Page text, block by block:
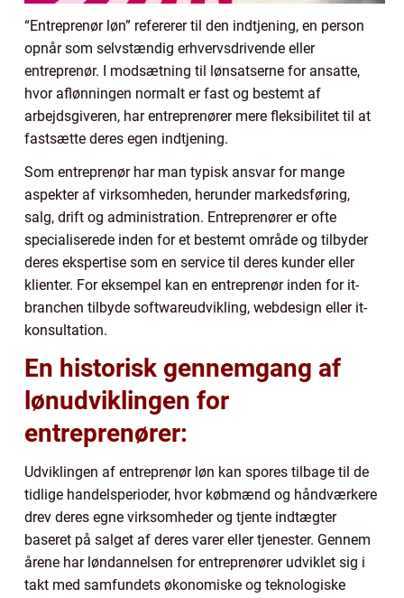
“Entreprenør løn” refererer til den indtjening, en person
opnår som selvstændig erhvervsdrivende eller
entreprenør. I modsætning til lønsatserne for ansatte,
hvor aflønningen normalt er fast og bestemt af
arbejdsgiveren, har entreprenører mere fleksibilitet til at
fastsætte deres egen indtjening.
Som entreprenør har man typisk ansvar for mange
aspekter af virksomheden, herunder markedsføring,
salg, drift og administration. Entreprenører er ofte
specialiserede inden for et bestemt område og tilbyder
deres ekspertise som en service til deres kunder eller
klienter. For eksempel kan en entreprenør inden for it-
branchen tilbyde softwareudvikling, webdesign eller it-
konsultation.
En historisk gennemgang af
lønudviklingen for
entreprenører:
Udviklingen af entreprenør løn kan spores tilbage til de
tidlige handelsperioder, hvor købmænd og håndværkere
drev deres egne virksomheder og tjente indtægter
baseret på salget af deres varer eller tjenester. Gennem
årene har løndannelsen for entreprenører udviklet sig i
takt med samfundets økonomiske og teknologiske